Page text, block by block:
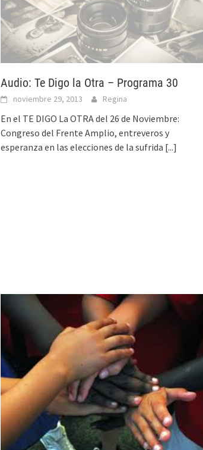
Audio: Te Digo la Otra – Programa 30
noviembre 29, 2013 Regina
En el TE DIGO La OTRA del 26 de Noviembre:
Congreso del Frente Amplio, entreveros y
esperanza en las elecciones de la sufrida [...]